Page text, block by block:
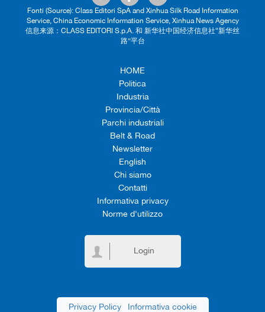
Fonti (Source): Class Editori SpA and Xinhua Silk Road Information
Service, China Economic Information Service, Xinhua News Agency
信息来源：CLASS EDITORI S.p.A. 和 新华社中国经济信息社“新华丝
路”平台
HOME
Politica
Industria
Provincia/Città
Parchi industriali
Belt & Road
Newsletter
English
Chi siamo
Contatti
Informativa privacy
Norme d'utilizzo
Login
Privacy Policy| Informativa cookie